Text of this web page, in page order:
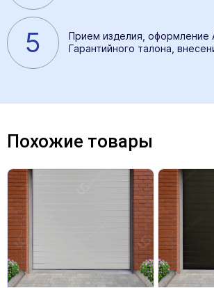
5
Прием изделия, оформление
Гарантийного талона,
Похожие товары